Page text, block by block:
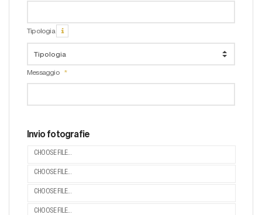
Tipologia
Messaggio
Invio fotografie
CHOOSE FILE...
CHOOSE FILE...
CHOOSE FILE...
CHOOSE FILE...